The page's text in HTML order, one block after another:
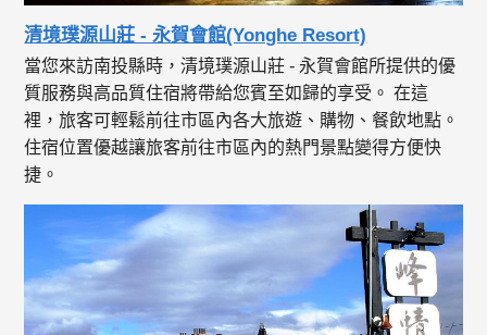
清境璞源山莊 - 永賀會館(Yonghe Resort)
當您來訪南投縣時，清境璞源山莊 - 永賀會館所提供的優
質服務與高品質住宿將帶給您賓至如歸的享受。 在這
裡，旅客可輕鬆前往市區內各大旅遊、購物、餐飲地點。
住宿位置優越讓旅客前往市區內的熱門景點變得方便快
捷。